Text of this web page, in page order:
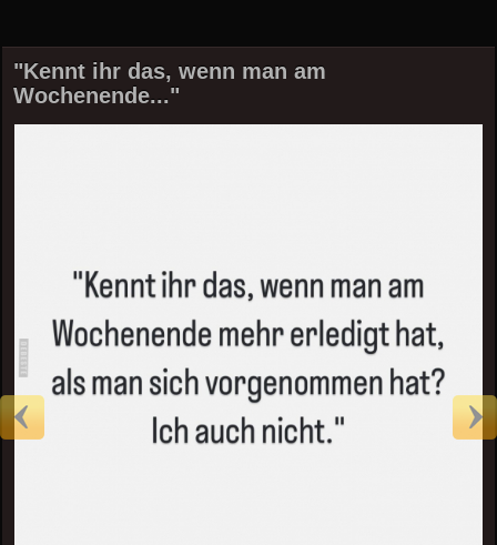
"Kennt ihr das, wenn man am
Wochenende..."